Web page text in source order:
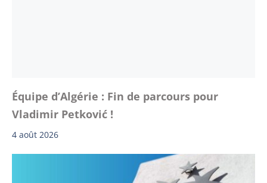
Équipe d’Algérie : Fin de parcours pour
Vladimir Petković !
4 août 2026